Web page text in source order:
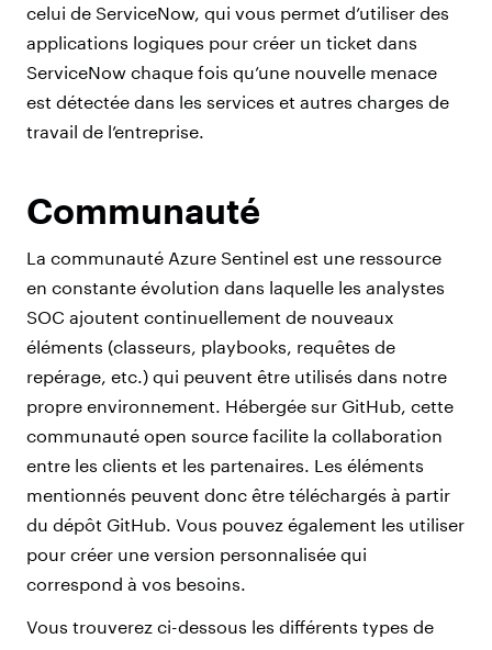
celui de ServiceNow, qui vous permet d’utiliser des
applications logiques pour créer un ticket dans
ServiceNow chaque fois qu’une nouvelle menace
est détectée dans les services et autres charges de
travail de l’entreprise.
Communauté
La communauté Azure Sentinel est une ressource
en constante évolution dans laquelle les analystes
SOC ajoutent continuellement de nouveaux
éléments (classeurs, playbooks, requêtes de
repérage, etc.) qui peuvent être utilisés dans notre
propre environnement. Hébergée sur GitHub, cette
communauté open source facilite la collaboration
entre les clients et les partenaires. Les éléments
mentionnés peuvent donc être téléchargés à partir
du dépôt GitHub. Vous pouvez également les utiliser
pour créer une version personnalisée qui
correspond à vos besoins.
Vous trouverez ci-dessous les différents types de